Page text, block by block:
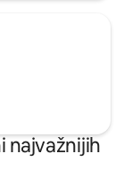
najvažnijih